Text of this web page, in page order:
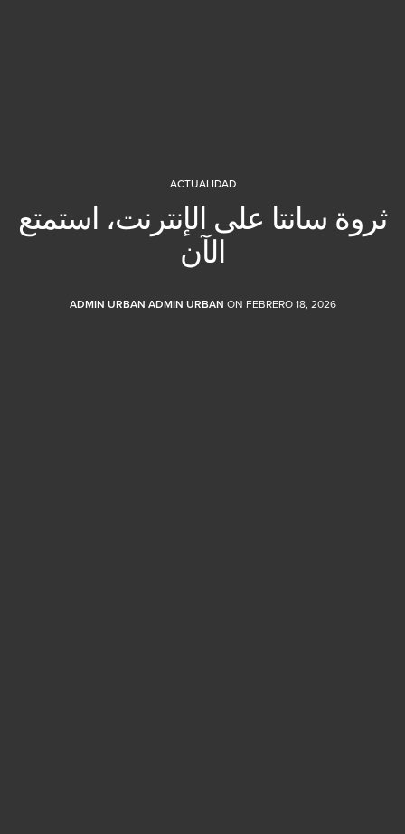
ACTUALIDAD
ثروة سانتا على الإنترنت، استمتع
الآن
ADMIN URBAN ADMIN URBAN ON FEBRERO 18, 2026